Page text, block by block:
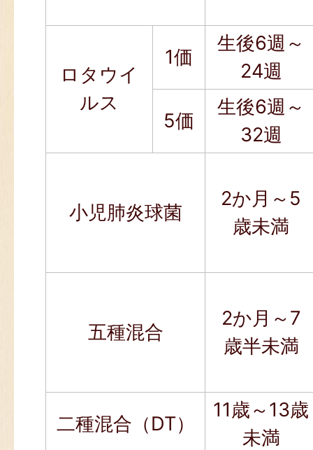
ロタウイ
ルス
1価
生後6週～
24週
5価
生後6週～
32週
小児肺炎球菌
2か月～5
歳未満
五種混合
2か月～7
歳半未満
二種混合（DT）
11歳～13歳
未満